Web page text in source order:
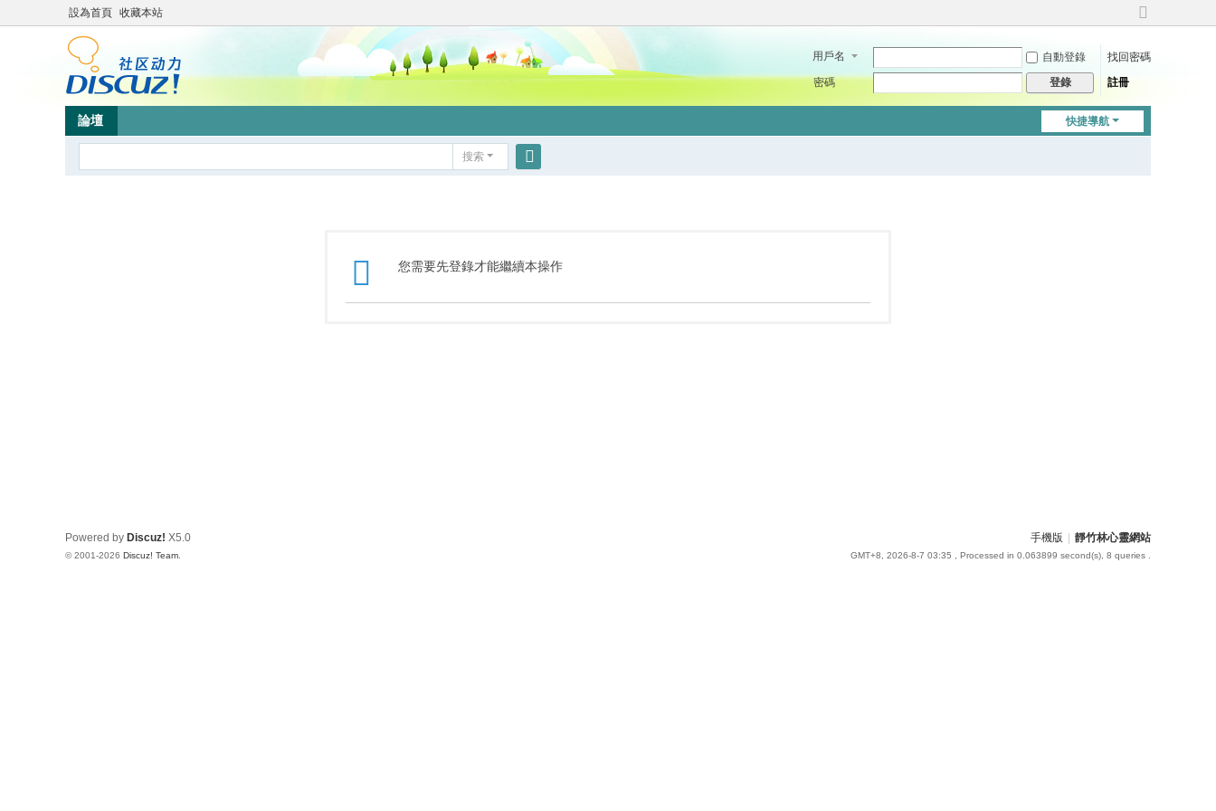
設為首頁 收藏本站
切
到
用戶名 自動登錄
找回密碼
密碼
登錄 註冊
快捷導航
論壇
搜索
您需要先登錄才能繼續本操作
手機版 靜竹林心靈網站
GMT+8, 2026-8-7 03:35 , Processed in 0.063899 second(s), 8 queries .
Powered by Discuz! X5.0
© 2001-2026 Discuz! Team